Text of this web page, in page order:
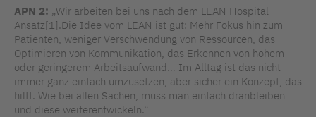
APN 2: „Wir arbeiten bei uns nach dem LEAN Hospital
Ansatz[1].Die Idee vom LEAN ist gut: Mehr Fokus hin zum
Patienten, weniger Verschwendung von Ressourcen, das
Optimieren von Kommunikation, das Erkennen von hohem
oder geringerem Arbeitsaufwand… Im Alltag ist das nicht
immer ganz einfach umzusetzen, aber sicher ein Konzept, das
hilft. Wie bei allen Sachen, muss man einfach dranbleiben
und diese weiterentwickeln.“